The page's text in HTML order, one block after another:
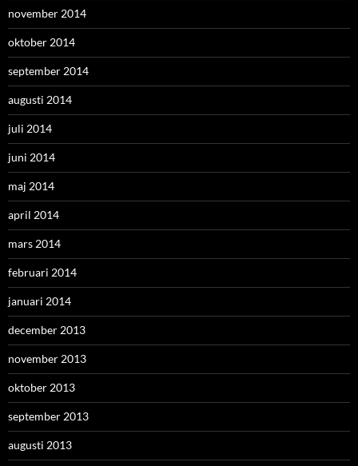
november 2014
oktober 2014
september 2014
augusti 2014
juli 2014
juni 2014
maj 2014
april 2014
mars 2014
februari 2014
januari 2014
december 2013
november 2013
oktober 2013
september 2013
augusti 2013